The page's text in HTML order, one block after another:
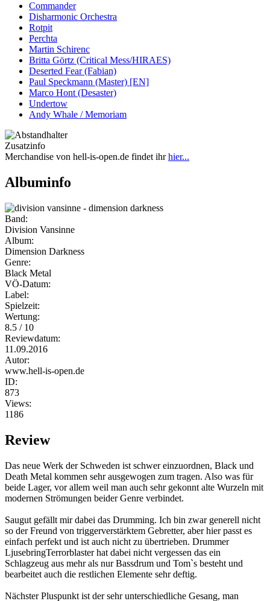
Commander
Disharmonic Orchestra
Rotpit
Perchta
Martin Schirenc
Britta Görtz (Critical Mess/HIRAES)
Deserted Fear (Fabian)
Paul Speckmann (Master) [EN]
Marco Hont (Desaster)
Undertow
Andy Whale / Memoriam
Zusatzinfo
Merchandise von hell-is-open.de findet ihrhier...
Albuminfo
Band:
Division Vansinne
Album:
Dimension Darkness
Genre:
Black Metal
VÖ-Datum:
Label:
Spielzeit:
Wertung:
8.5 / 10
Reviewdatum:
11.09.2016
Autor:
www.hell-is-open.de
ID:
873
Views:
1186
Review
Das neue Werk der Schweden ist schwer einzuordnen, Black und
Death Metal kommen sehr ausgewogen zum tragen. Also was für
beide Lager, vor allem weil man auch sehr gekonnt alte Wurzeln mit
modernen Strömungen beider Genre verbindet.
Saugut gefällt mir dabei das Drumming. Ich bin zwar generell nicht
so der Freund von triggerverstärktem Gebretter, aber hier passt es
einfach perfekt und ist auch nicht zu übertrieben. Drummer
LjusebringTerrorblaster hat dabei nicht vergessen das ein
Schlagzeug aus mehr als nur Bassdrum und Tom`s besteht und
bearbeitet auch die restlichen Elemente sehr deftig.
Nächster Pluspunkt ist der sehr unterschiedliche Gesang, man